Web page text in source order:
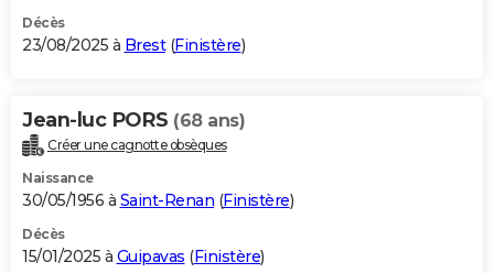
Décès
23/08/2025 à Brest(Finistère)
Jean-luc PORS (68 ans)
Créer une cagnotte obsèques
Naissance
30/05/1956 à Saint-Renan (Finistère)
Décès
15/01/2025 à Guipavas (Finistère)